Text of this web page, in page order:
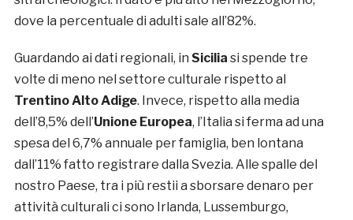
dove la percentuale di adulti sale all’82%.
Guardando ai dati regionali, in Sicilia si spende tre
volte di meno nel settore culturale rispetto al
Trentino Alto Adige. Invece, rispetto alla media
dell’8,5% dell’Unione Europea, l’Italia si ferma ad una
spesa del 6,7% annuale per famiglia, ben lontana
dall’11% fatto registrare dalla Svezia. Alle spalle del
nostro Paese, tra i più restii a sborsare denaro per
attività culturali ci sono Irlanda, Lussemburgo,